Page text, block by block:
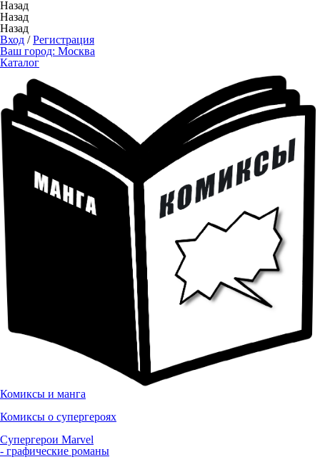
Назад
Назад
Назад
Вход /Регистрация
Ваш город: Москва
Каталог
Комиксы и манга
Комиксы о супергероях
Супергерои Marvel
- графические романы